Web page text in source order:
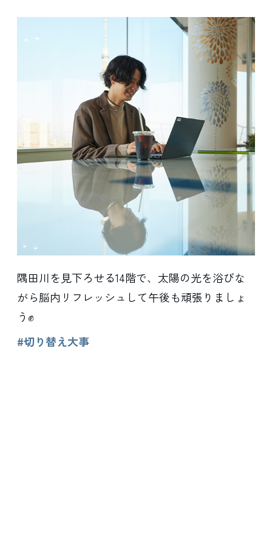
隅田川を見下ろせる14階で、太陽の光を浴びな
がら脳内リフレッシュして午後も頑張りましょ
う✊
#切り替え大事